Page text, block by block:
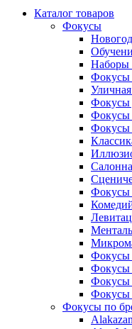
Каталог товаров
Фокусы
Наборы
Фокусы
Фокусы
Фокусы
Фокусы
Фокусы
Фокусы
Фокусы
Фокусы
Фокусы
Фокусы по